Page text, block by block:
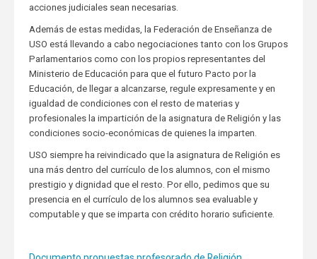
acciones judiciales sean necesarias.
Además de estas medidas, la Federación de Enseñanza de
USO está llevando a cabo negociaciones tanto con los Grupos
Parlamentarios como con los propios representantes del
Ministerio de Educación para que el futuro Pacto por la
Educación, de llegar a alcanzarse, regule expresamente y en
igualdad de condiciones con el resto de materias y
profesionales la impartición de la asignatura de Religión y las
condiciones socio-económicas de quienes la imparten.
USO siempre ha reivindicado que la asignatura de Religión es
una más dentro del currículo de los alumnos, con el mismo
prestigio y dignidad que el resto. Por ello, pedimos que su
presencia en el currículo de los alumnos sea evaluable y
computable y que se imparta con crédito horario suficiente.